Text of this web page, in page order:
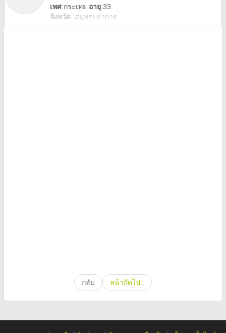
เพศ:กระเทย อายุ:33
จังหวัด: สมุทรปราการ
กลับ หน้าถัดไป..